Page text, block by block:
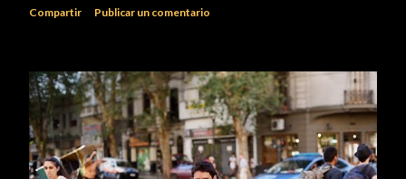
Compartir Publicar un comentario